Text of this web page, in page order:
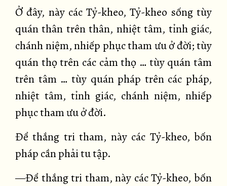
Ở đây, này các Tỷ-kheo, Tỷ-kheo sống tùy
quán thân trên thân, nhiệt tâm, tỉnh giác,
chánh niệm, nhiếp phục tham ưu ở đời; tùy
quán thọ trên các cảm thọ … tùy quán tâm
trên tâm … tùy quán pháp trên các pháp,
nhiệt tâm, tỉnh giác, chánh niệm, nhiếp
phục tham ưu ở đời.
Để thắng tri tham, này các Tỷ-kheo, bốn
pháp cần phải tu tập.
—Để thắng tri tham, này các Tỷ-kheo, bốn